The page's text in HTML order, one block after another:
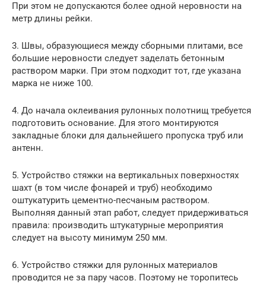
При этом не допускаются более одной неровности на
метр длины рейки.
3. Швы, образующиеся между сборными плитами, все
большие неровности следует заделать бетонным
раствором марки. При этом подходит тот, где указана
марка не ниже 100.
4. До начала оклеивания рулонных полотнищ требуется
подготовить основание. Для этого монтируются
закладные блоки для дальнейшего пропуска труб или
антенн.
5. Устройство стяжки на вертикальных поверхностях
шахт (в том числе фонарей и труб) необходимо
оштукатурить цементно-песчаным раствором.
Выполняя данный этап работ, следует придерживаться
правила: производить штукатурные мероприятия
следует на высоту минимум 250 мм.
6. Устройство стяжки для рулонных материалов
проводится не за пару часов. Поэтому не торопитесь